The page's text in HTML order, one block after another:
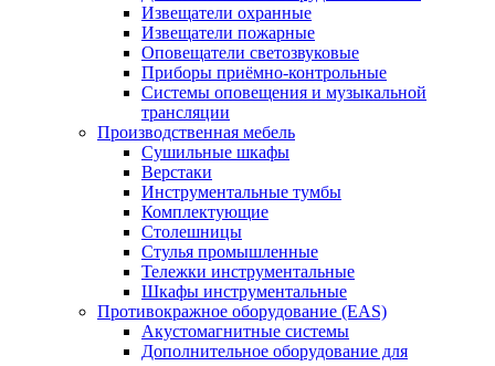
Извещатели охранные
Извещатели пожарные
Оповещатели светозвуковые
Приборы приёмно-контрольные
Системы оповещения и музыкальной
трансляции
Производственная мебель
Cушильные шкафы
Верстаки
Инструментальные тумбы
Комплектующие
Столешницы
Стулья промышленные
Тележки инструментальные
Шкафы инструментальные
Противокражное оборудование (EAS)
Акустомагнитные системы
Дополнительное оборудование для